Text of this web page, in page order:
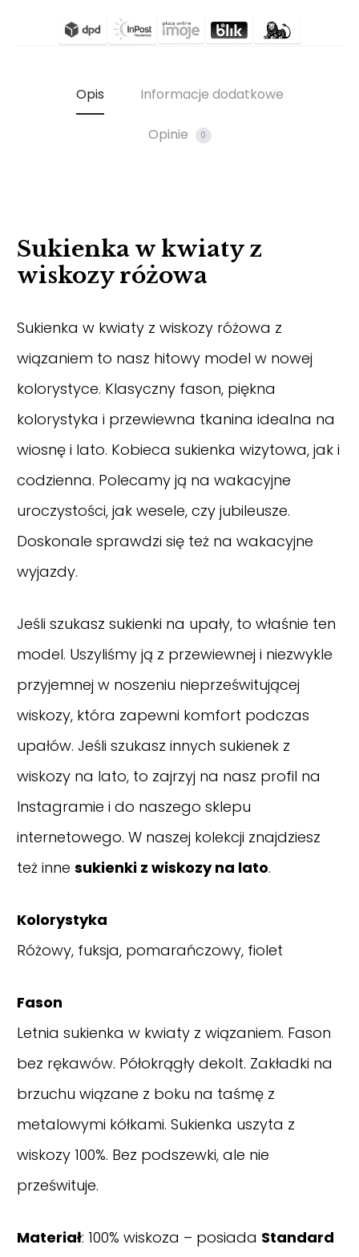
Opis Informacje dodatkowe
Opinie 0
Sukienka w kwiaty z
wiskozy różowa
Sukienka w kwiaty z wiskozy różowa z
wiązaniem to nasz hitowy model w nowej
kolorystyce. Klasyczny fason, piękna
kolorystyka i przewiewna tkanina idealna na
wiosnę i lato. Kobieca sukienka wizytowa, jak i
codzienna. Polecamy ją na wakacyjne
uroczystości, jak wesele, czy jubileusze.
Doskonale sprawdzi się też na wakacyjne
wyjazdy.
Jeśli szukasz sukienki na upały, to właśnie ten
model. Uszyliśmy ją z przewiewnej i niezwykle
przyjemnej w noszeniu nieprześwitującej
wiskozy, która zapewni komfort podczas
upałów. Jeśli szukasz innych sukienek z
wiskozy na lato, to zajrzyj na nasz profil na
Instagramie i do naszego sklepu
internetowego. W naszej kolekcji znajdziesz
też inne sukienki z wiskozy na lato.
Kolorystyka
Różowy, fuksja, pomarańczowy, fiolet
Fason
Letnia sukienka w kwiaty z wiązaniem. Fason
bez rękawów. Półokrągły dekolt. Zakładki na
brzuchu wiązane z boku na taśmę z
metalowymi kółkami. Sukienka uszyta z
wiskozy 100%. Bez podszewki, ale nie
prześwituje.
Materiał: 100% wiskoza – posiada Standard